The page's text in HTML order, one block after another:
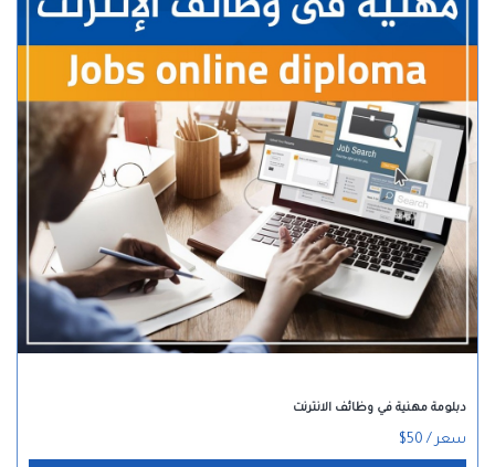
دبلومة مهنية في وظائف الانترنت
سعر / 50$